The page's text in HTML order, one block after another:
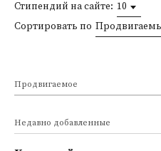
Стипендий на сайте: 10
Сортировать по
Продвигаемое
Недавно добавленные